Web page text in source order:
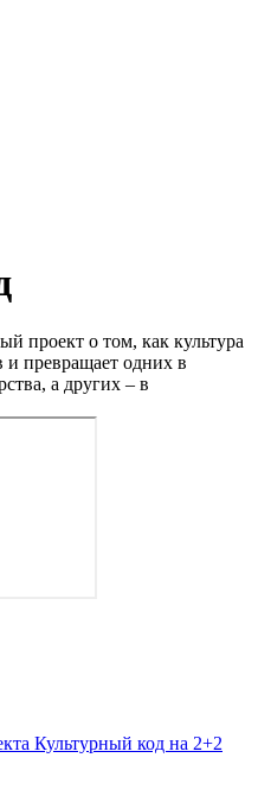
проект о том, как культура
и превращает одних в
а других – в
Культурный код на 2+2